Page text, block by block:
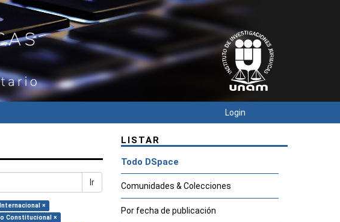
Login
Ir
×
Constitucional ×
LISTAR
Todo DSpace
Comunidades & Colecciones
Por fecha de publicación